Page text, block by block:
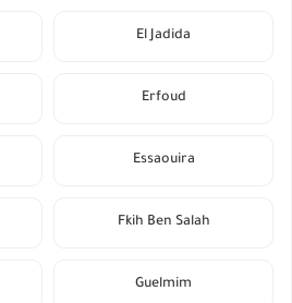
El Jadida
Erfoud
Essaouira
Fkih Ben Salah
Guelmim